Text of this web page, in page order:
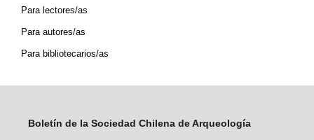
Para lectores/as
Para autores/as
Para bibliotecarios/as
Boletín de la Sociedad Chilena de Arqueología